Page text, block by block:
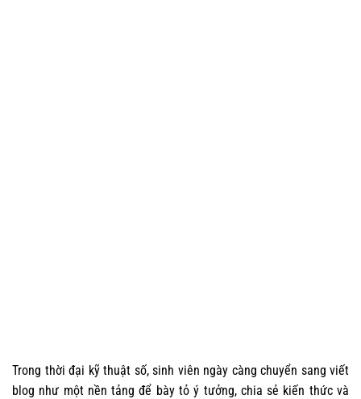
Trong thời đại kỹ thuật số, sinh viên ngày càng chuyển sang viết
blog như một nền tảng để bày tỏ ý tưởng, chia sẻ kiến ​​thức và